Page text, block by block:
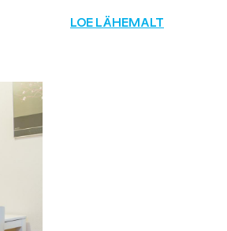
LOE LÄHEMALT